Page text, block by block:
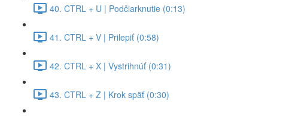
40. CTRL + U | Podčiarknutie (0:13)
41. CTRL + V | Prilepiť (0:58)
42. CTRL + X | Vystrihnúť (0:31)
43. CTRL + Z | Krok späť (0:30)